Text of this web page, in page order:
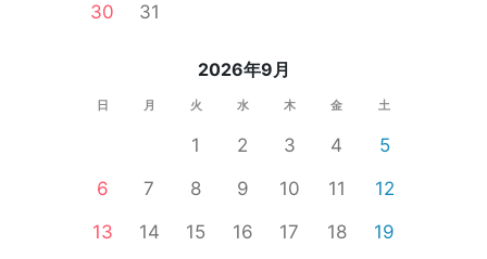
30
31
2026年9月
日 月 火 水 木 金 土
1 2 3 4
5
6
7 8 9 10 11
12
13
14 15 16 17 18
19